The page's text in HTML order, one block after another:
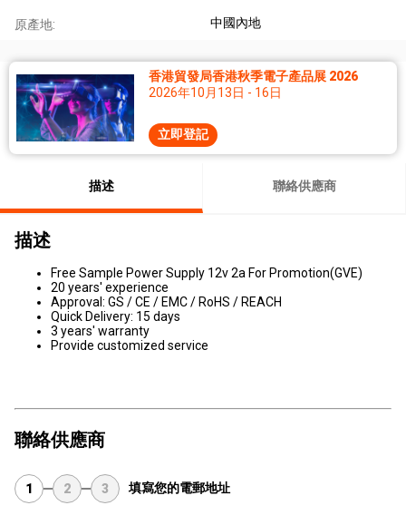
原產地: 中國內地
香港貿發局香港秋季電子產品展 2026
2026年10月13日 - 16日
立即登記
描述 聯絡供應商
描述
Free Sample Power Supply 12v 2a For Promotion(GVE)
20 years' experience
Approval: GS / CE / EMC / RoHS / REACH
Quick Delivery: 15 days
3 years' warranty
Provide customized service
聯絡供應商
1 2 3 填寫您的電郵地址